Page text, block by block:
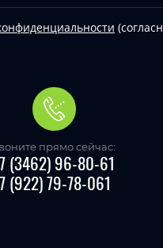
прямо сейчас:
(3462) 96-80-61
(922) 79-78-061